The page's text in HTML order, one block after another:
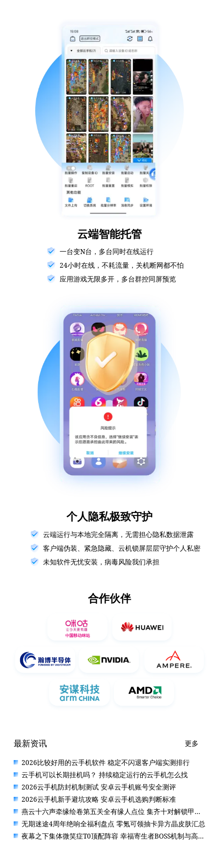
云端智能托管
一台变N台，多台同时在线运行
24小时在线，不耗流量，关机断网都不怕
应用游戏无限多开，多台群控同屏预览
个人隐私极致守护
云端运行与本地完全隔离，无需担心隐私数据泄露
客户端伪装、紧急隐藏、云机锁屏层层守护个人私密
未知软件无忧安装，病毒风险我们承担
合作伙伴
最新资讯 更多
2026比较好用的云手机软件 稳定不闪退客户端实测排行
云手机可以长期挂机吗？ 持续稳定运行的云手机怎么找
2026云手机防封机制测试 安卓云手机账号安全测评
2026云手机新手避坑攻略 安卓云手机选购判断标准
燕云十六声牵缘绘卷第五关全有缘人点位 集齐十对解锁甲等记录保姆指南
无期迷途4周年绝响全福利盘点 零氪可领抽卡异方晶皮肤汇总
夜幕之下集体微笑症T0顶配阵容 幸福寄生者BOSS机制与高分输出轴详解